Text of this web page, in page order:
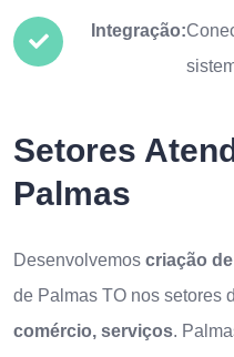
Integração:
Setores
Palmas
Desenvolvemos criação
de Palmas TO nos setores
comércio, serviços.